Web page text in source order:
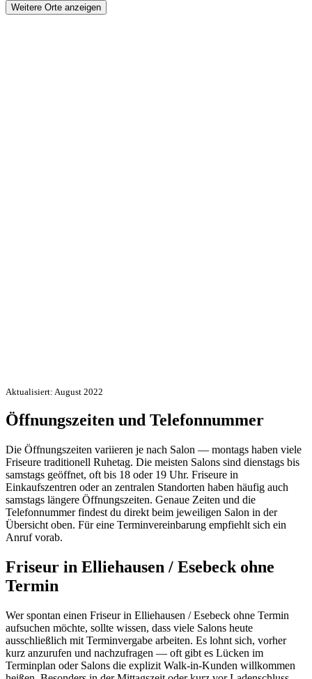
Weitere Orte anzeigen
Aktualisiert: August 2022
Öffnungszeiten und Telefonnummer
Die Öffnungszeiten variieren je nach Salon — montags haben viele
Friseure traditionell Ruhetag. Die meisten Salons sind dienstags bis
samstags geöffnet, oft bis 18 oder 19 Uhr. Friseure in
Einkaufszentren oder an zentralen Standorten haben häufig auch
samstags längere Öffnungszeiten. Genaue Zeiten und die
Telefonnummer findest du direkt beim jeweiligen Salon in der
Übersicht oben. Für eine Terminvereinbarung empfiehlt sich ein
Anruf vorab.
Friseur in Elliehausen / Esebeck ohne
Termin
Wer spontan einen Friseur in Elliehausen / Esebeck ohne Termin
aufsuchen möchte, sollte wissen, dass viele Salons heute
ausschließlich mit Terminvergabe arbeiten. Es lohnt sich, vorher
kurz anzurufen und nachzufragen — oft gibt es Lücken im
Terminplan oder Salons die explizit Walk-in-Kunden willkommen